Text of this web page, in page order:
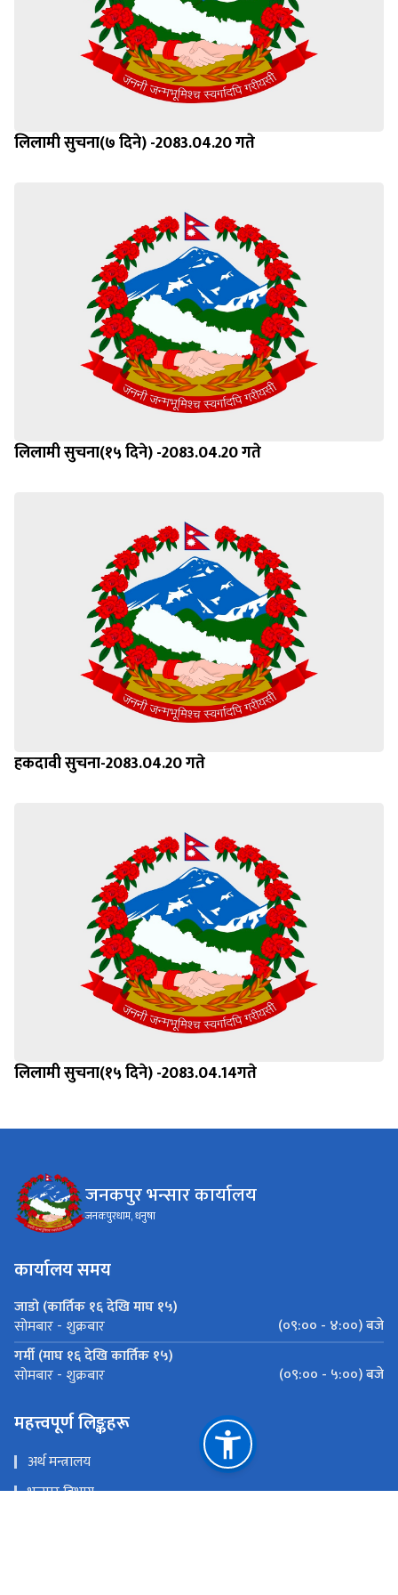
लिलामी सुचना(७ दिने) -2083.04.20 गते
लिलामी सुचना(१५ दिने) -2083.04.20 गते
हकदावी सुचना-2083.04.20 गते
लिलामी सुचना(१५ दिने) -2083.04.14गते
जनकपुर भन्सार कार्यालय
जनकपुरधाम, धनुषा
कार्यालय समय
जाडो (कार्तिक १६ देखि माघ १५)
सोमबार - शुक्रबार
(०९:०० - ४:००) बजे
गर्मी (माघ १६ देखि कार्तिक १५)
सोमबार - शुक्रबार (०९:०० - ५:००) बजे
महत्त्वपूर्ण लिङ्कहरू
अर्थ मन्त्रालय
भन्सार विभाग